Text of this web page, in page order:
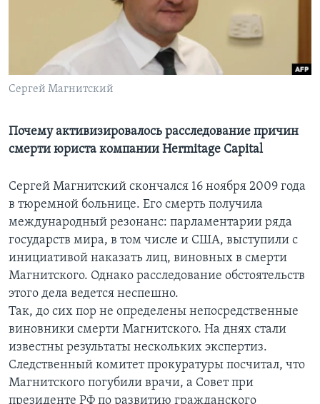
СОЦИАЛЬНЫЕ СЕТИ
Языки
Сергей Магнитский
Почему активизировалось расследование причин
смерти юриста компании Hermitage Capital
Сергей Магнитский скончался 16 ноября 2009 года
в тюремной больнице. Его смерть получила
международный резонанс: парламентарии ряда
государств мира, в том числе и США, выступили с
инициативой наказать лиц, виновных в смерти
Магнитского. Однако расследование обстоятельств
этого дела ведется неспешно.
Так, до сих пор не определены непосредственные
виновники смерти Магнитского. На днях стали
известны результаты нескольких экспертиз.
Следственный комитет прокуратуры посчитал, что
Магнитского погубили врачи, а Совет при
президенте РФ по развитию гражданского